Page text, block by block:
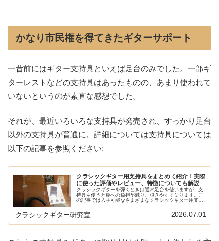
かなり市民権を得てきたギターサポート
一昔前にはギター支持具といえば足台のみでした。一部ギ
ターレストなどの支持具はあったものの、あまり使われて
いないというのが素直な感想でした。
それが、最近いろいろな支持具が発売され、すっかり足台
以外の支持具が普通に。詳細については支持具については
以下の記事を参照ください:
クラシックギター用支持具をまとめて紹介！実際
に使った評価やレビュー、特徴についても解説
クラシックギターを弾くときは通常足台を使いますが、支
持具を使うと腰への負担が減り、弾きやすくなります。こ
の記事では入手可能なさまざまなクラシックギター用支持
しいものも随時追加中です。
クラシックギター研究室 2026.07.01